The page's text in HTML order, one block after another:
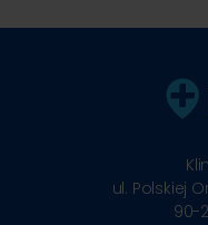
ul. Polskiej
90-